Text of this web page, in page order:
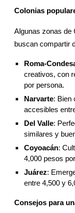
Colonias
Algunas zonas de
buscan compartir
Roma-
creativos, con
por persona.
Narvarte: Bien
accesibles
Del Valle:
similares y
Coyoacán:
4,000 pesos
Juárez:
entre 4,500 y
Consejos para